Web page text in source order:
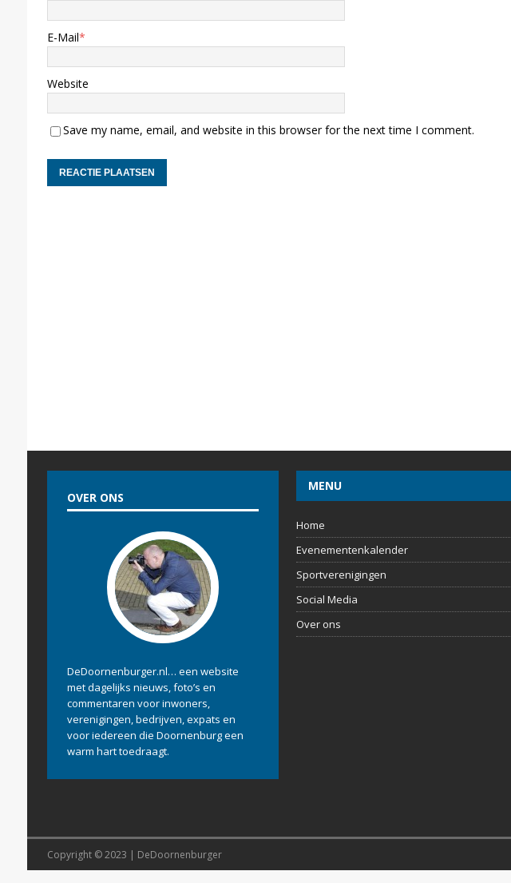
E-Mail*
Website
Save my name, email, and website in this browser for the next time I comment.
OVER ONS
DeDoornenburger.nl… een website
met dagelijks nieuws, foto’s en
commentaren voor inwoners,
verenigingen, bedrijven, expats en
voor iedereen die Doornenburg een
warm hart toedraagt.
MENU
Home
Evenementenkalender
Sportverenigingen
Social Media
Over ons
Copyright © 2023 | DeDoornenburger